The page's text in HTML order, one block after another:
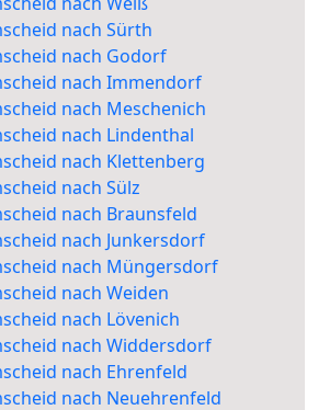
nach Sürth
nach Godorf
nach Immendorf
nach Meschenich
nach Lindenthal
nach Klettenberg
nach Sülz
nach Braunsfeld
nach Junkersdorf
nach Müngersdorf
nach Weiden
nach Lövenich
nach Widdersdorf
nach Ehrenfeld
nach Neuehrenfeld